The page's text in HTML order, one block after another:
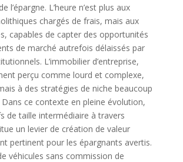
l’épargne. L’heure n’est plus aux
chargés de frais, mais aux
capables de capter des opportunités
de marché autrefois délaissés par
L’immobilier d’entreprise,
perçu comme lourd et complexe,
à des stratégies de niche beaucoup
ce contexte en pleine évolution,
de taille intermédiaire à travers
un levier de création de valeur
pertinent pour les épargnants avertis.
véhicules sans commission de